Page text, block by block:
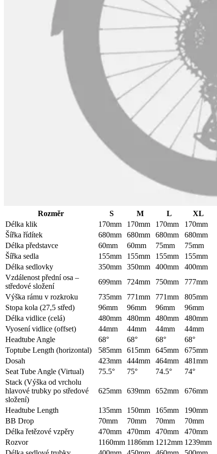
Rozměr S M L
XL
Délka klik
170mm 170mm 170mm
170mm
Šířka řídítek
680mm 680mm 680mm
680mm
Délka představce
60mm 60mm 75mm
75mm
Šířka sedla
155mm 155mm 155mm
155mm
Délka sedlovky
350mm 350mm 400mm
400mm
Vzdálenost přední osa –
středové složení
699mm 724mm 750mm
777mm
Výška rámu v rozkroku
735mm 771mm 771mm
805mm
Stopa kola (27,5 střed)
96mm 96mm 96mm
96mm
Délka vidlice (celá)
480mm 480mm 480mm
480mm
Vyosení vidlice (offset)
44mm 44mm 44mm
44mm
Headtube Angle
68° 68° 68°
68°
Toptube Length (horizontal)
585mm 615mm 645mm
675mm
Dosah
423mm 444mm 464mm
481mm
Seat Tube Angle (Virtual)
75.5° 75° 74.5°
74°
Stack (Výška od vrcholu
hlavové trubky po středové
složení)
625mm 639mm 652mm 676mm
Headtube Length 135mm 150mm 165mm
190mm
BB Drop
70mm 70mm 70mm
70mm
Délka řetězové vzpěry
470mm 470mm 470mm
470mm
Rozvor
1160mm 1186mm 1212mm 1239mm